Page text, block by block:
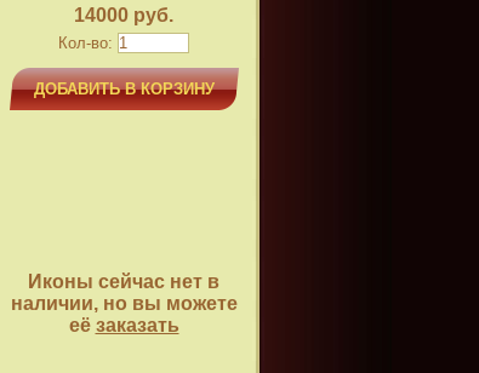
14000 руб.
Кол-во:
ДОБАВИТЬ В КОРЗИНУ
Иконы сейчас нет в
наличии, но вы можете
её заказать